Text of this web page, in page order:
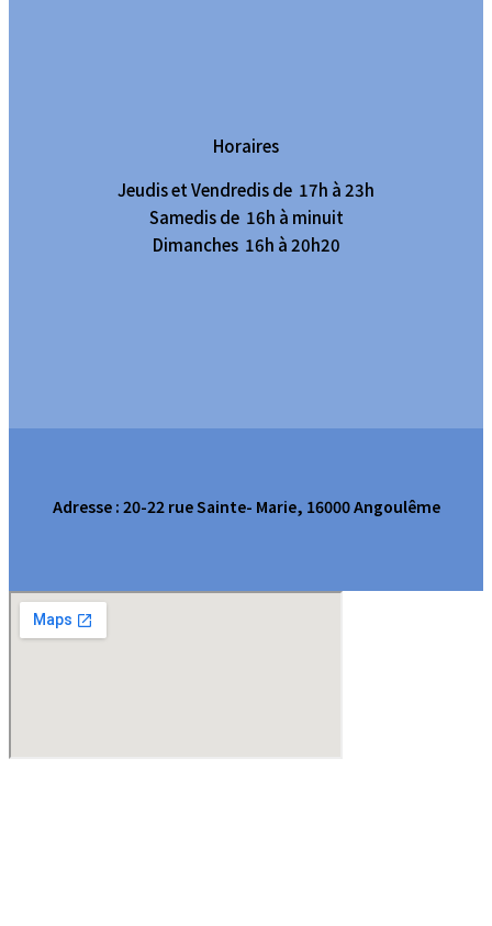
Horaires
Jeudis et Vendredis de 17h à 23h
Samedis de 16h à minuit
Dimanches 16h à 20h20
Adresse : 20-22 rue Sainte- Marie, 16000 Angoulême